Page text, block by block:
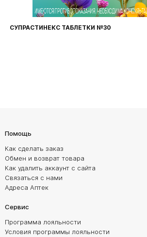
СУПРАСТИНЕКС ТАБЛЕТКИ №30
Помощь
Как сделать заказ
Обмен и возврат товара
Как удалить аккаунт с сайта
Связаться с нами
Адреса Аптек
Сервис
Программа лояльности
Условия программы лояльности